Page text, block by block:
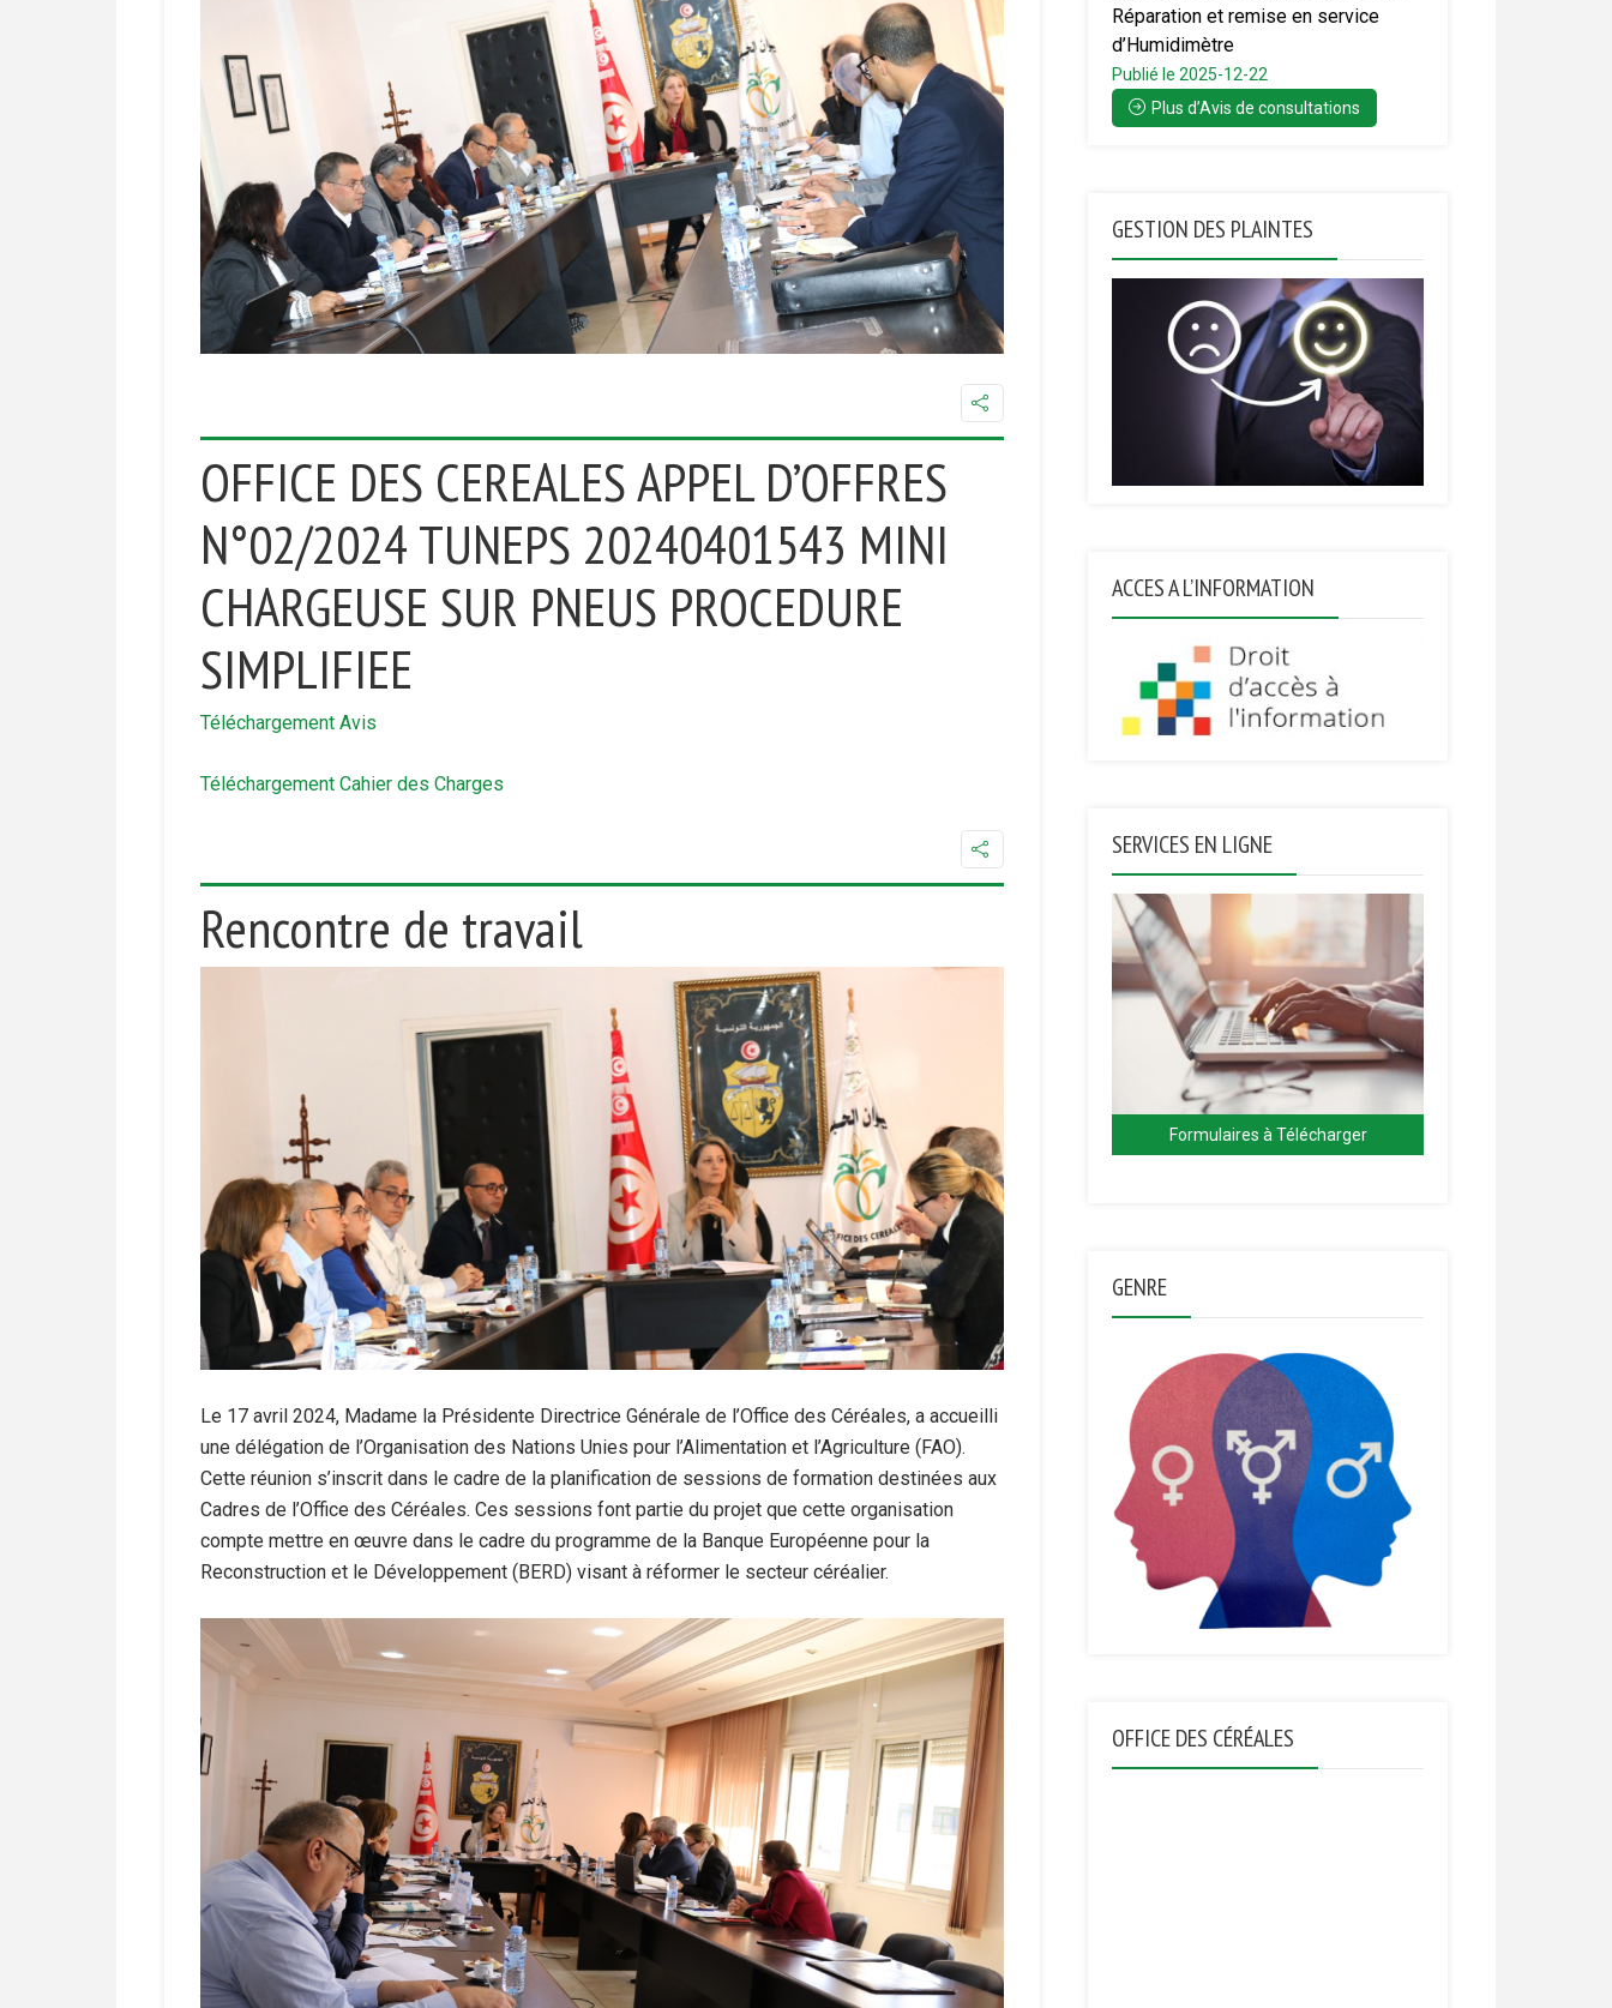
OFFICE DES CEREALES APPEL D’OFFRES
N°02/2024 TUNEPS 20240401543 MINI
CHARGEUSE SUR PNEUS PROCEDURE
SIMPLIFIEE
Téléchargement Avis
Téléchargement Cahier des Charges
Rencontre de travail
Le 17 avril 2024, Madame la Présidente Directrice Générale de l’Office des Céréales, a accueilli
une délégation de l’Organisation des Nations Unies pour l’Alimentation et l’Agriculture (FAO).
Cette réunion s’inscrit dans le cadre de la planification de sessions de formation destinées aux
Cadres de l’Office des Céréales. Ces sessions font partie du projet que cette organisation
compte mettre en œuvre dans le cadre du programme de la Banque Européenne pour la
Reconstruction et le Développement (BERD) visant à réformer le secteur céréalier.
Réparation et remise en service
d’Humidimètre
Publié le 2025-12-22
Plus d’Avis de consultations
GESTION DES PLAINTES
ACCES A L’INFORMATION
SERVICES EN LIGNE
Formulaires à Télécharger
GENRE
OFFICE DES CÉRÉALES